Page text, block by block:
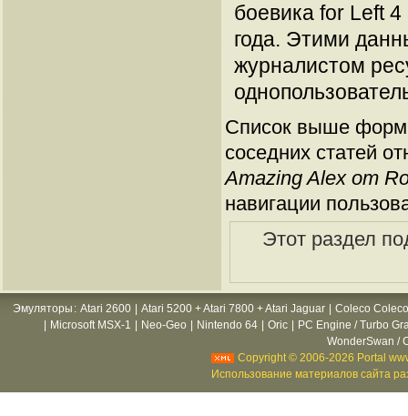
боевика for Left
года. Этими
журналистом
Список выше
соседних статей
Amazing Alex от
навигации
Этот раздел
Эмуляторы : Atari 2600 Atari 5200 + Atari 7800 + Atari Jaguar
Coleco
Microsoft MSX-1 Neo-Geo Nintendo 64 Oric
PC Engine / Turbo
WonderSwan /
Copyright © 2006-2026 Portal
Использование материалов сайта